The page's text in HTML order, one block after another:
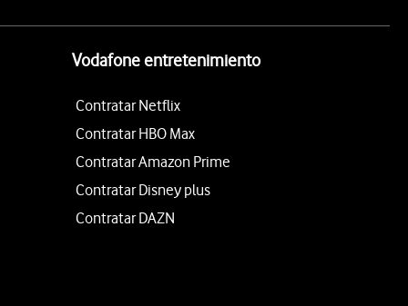
Vodafone entretenimiento
Contratar Netflix
Contratar HBO Max
Contratar Amazon Prime
Contratar Disney plus
Contratar DAZN